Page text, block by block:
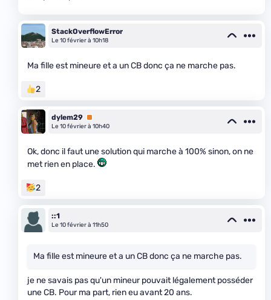
StackOverflowError
Le 10 février à 10h18
Ma fille est mineure et a un CB donc ça ne marche pas.
2
dylem29 Premium
Le 10 février à 10h40
Ok, donc il faut une solution qui marche à 100% sinon, on ne
met rien en place.
2
::1
Le 10 février à 11h50
Ma fille est mineure et a un CB donc ça ne marche pas.
je ne savais pas qu'un mineur pouvait légalement posséder
une CB. Pour ma part, rien eu avant 20 ans.